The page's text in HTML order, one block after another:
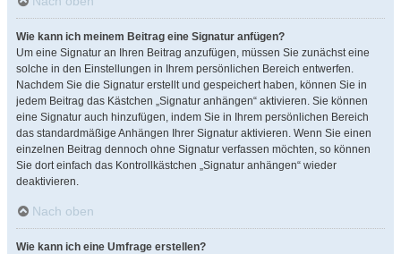
Wie kann ich meinem Beitrag eine Signatur anfügen?
Um eine Signatur an Ihren Beitrag anzufügen, müssen Sie zunächst eine
solche in den Einstellungen in Ihrem persönlichen Bereich entwerfen.
Nachdem Sie die Signatur erstellt und gespeichert haben, können Sie in
jedem Beitrag das Kästchen „Signatur anhängen“ aktivieren. Sie können
eine Signatur auch hinzufügen, indem Sie in Ihrem persönlichen Bereich
das standardmäßige Anhängen Ihrer Signatur aktivieren. Wenn Sie einen
einzelnen Beitrag dennoch ohne Signatur verfassen möchten, so können
Sie dort einfach das Kontrollkästchen „Signatur anhängen“ wieder
deaktivieren.
Nach oben
Wie kann ich eine Umfrage erstellen?